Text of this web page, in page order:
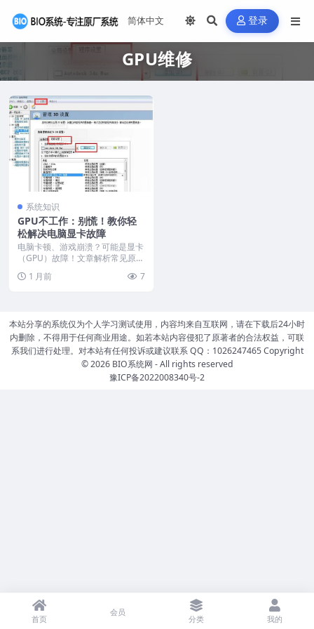
登录
GPU维修
系统知识
GPU不工作：别慌！教你轻
松解决电脑显卡故障
电脑卡顿、游戏崩溃？可能是显卡
（GPU）故障！文章解析常见原
1 月前 7
本站分享的系统仅为个人学习测试使用，内容均来自互联网，请在下载后24小时
内删除，不得用于任何商业用途。如若本站内容侵犯了原著者的合法权益，可联
系我们进行处理。对本站有任何投诉或建议联系 QQ：1026247465 Copyright
© 2026 BIO系统网 - All rights reserved
豫ICP备2022008340号-2
首页
会员
分类 我的